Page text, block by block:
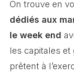
On trouve en
dédiés aux
le week end
les capitales et
prêtent à